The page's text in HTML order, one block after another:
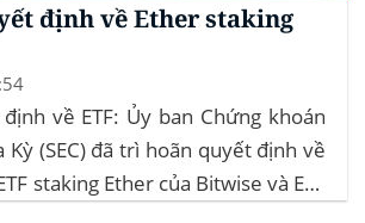
định về Ether staking
về ETF: Ủy ban Chứng khoán
Kỳ (SEC) đã trì hoãn quyết định về
staking Ether của Bitwise và ETF